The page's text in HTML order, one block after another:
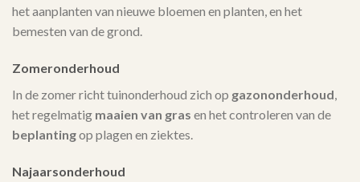
het aanplanten van nieuwe bloemen en planten, en het
bemesten van de grond.
Zomeronderhoud
In de zomer richt tuinonderhoud zich op gazononderhoud,
het regelmatig maaien van gras en het controleren van de
beplantingop plagen en ziektes.
Najaarsonderhoud